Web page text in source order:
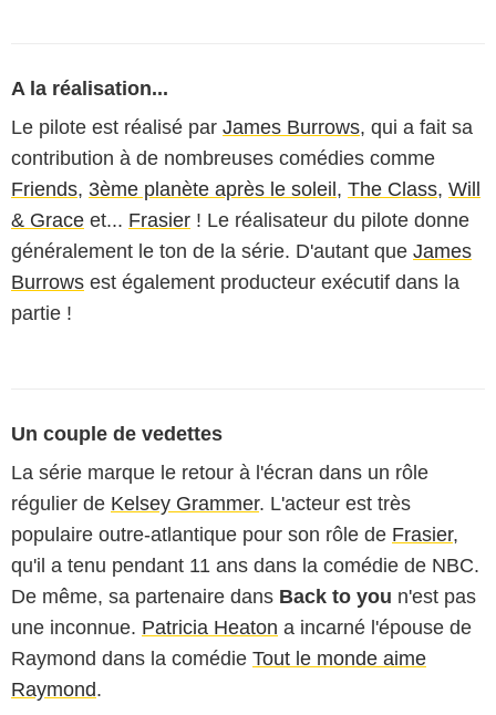
A la réalisation...
Le pilote est réalisé par James Burrows, qui a fait sa
contribution à de nombreuses comédies comme
Friends, 3ème planète après le soleil , The Class, Will
& Grace et... Frasier ! Le réalisateur du pilote donne
généralement le ton de la série. D'autant que James
Burrows est également producteur exécutif dans la
partie !
Un couple de vedettes
La série marque le retour à l'écran dans un rôle
régulier de Kelsey Grammer. L'acteur est très
populaire outre-atlantique pour son rôle de Frasier,
qu'il a tenu pendant 11 ans dans la comédie de NBC.
De même, sa partenaire dans Back to you n'est pas
une inconnue. Patricia Heaton a incarné l'épouse de
Raymond dans la comédie Tout le monde aime
Raymond.